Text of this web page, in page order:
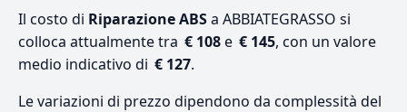
Il costo di Riparazione ABSa ABBIATEGRASSO si
colloca attualmente tra € 108e € 145, con un valore
medio indicativo di € 127.
Le variazioni di prezzo dipendono da complessità del